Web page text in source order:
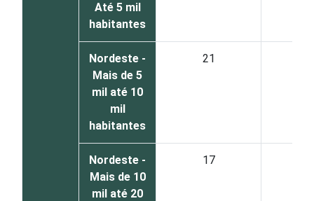
Até 5 mil
habitantes
Nordeste -
Mais de 5
mil até 10
mil
habitantes
21
Nordeste -
Mais de 10
mil até 20
17